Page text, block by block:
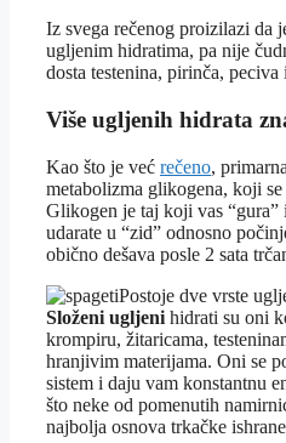
Iz svega rečenog proizilazi da
ugljenim hidratima, pa nije
dosta testenina, pirinča,
Više ugljenih hidrata
Kao što je već rečeno,
metabolizma glikogena, koji
Glikogen je taj koji vas “gura”
udarate u “zid” odnosno
obično dešava posle 2 sata
Postoje dve vrste
Složeni ugljeni hidrati su oni
krompiru, žitaricama,
hranjivim materijama. Oni se
sistem i daju vam konstantnu
što neke od pomenutih
najbolja osnova trkačke